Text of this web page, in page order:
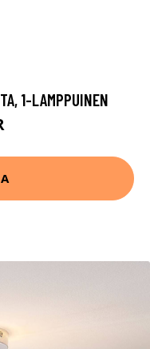
1-LAMPPUINEN